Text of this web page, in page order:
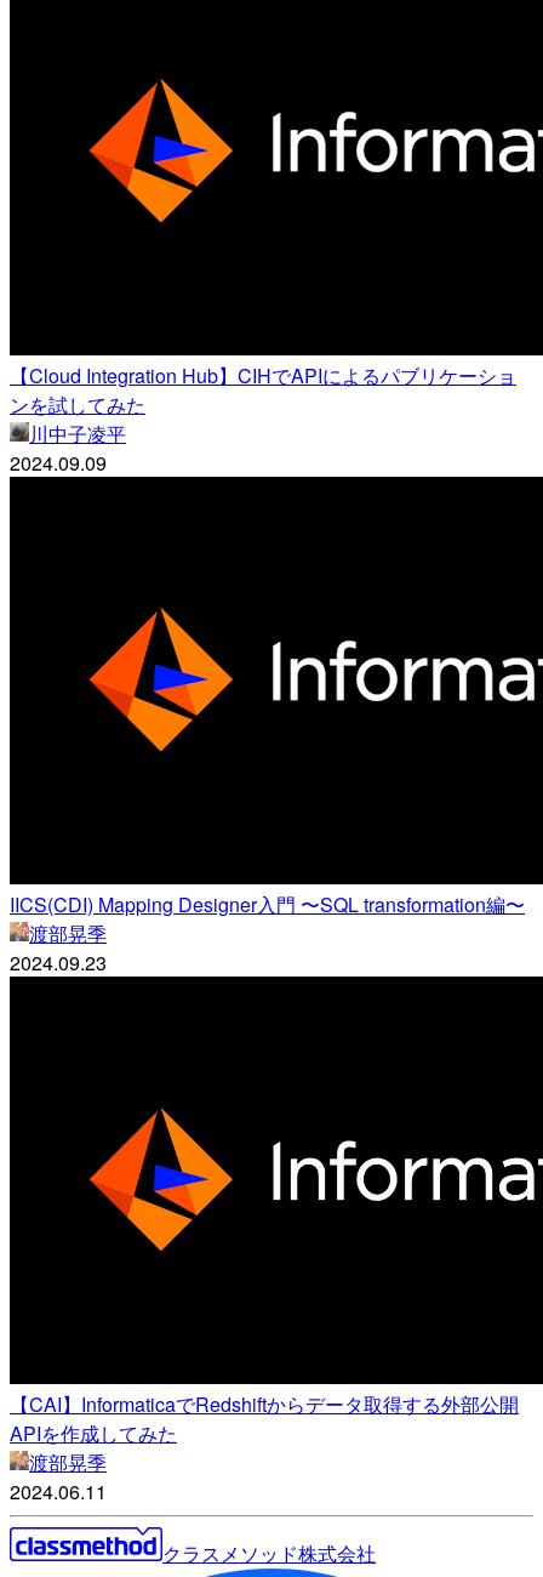
【Cloud Integration Hub】CIHでAPIによるパブリケーショ
ンを試してみた
川中子凌平
2024.09.09
IICS(CDI) Mapping Designer入門 〜SQL transformation編〜
渡部晃季
2024.09.23
【CAI】InformaticaでRedshiftからデータ取得する外部公開
APIを作成してみた
渡部晃季
2024.06.11
クラスメソッド株式会社